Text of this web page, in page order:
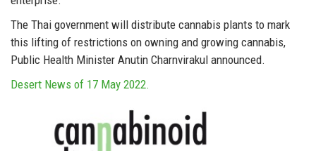
The Thai government will distribute cannabis plants to mark
this lifting of restrictions on owning and growing cannabis,
Public Health Minister Anutin Charnvirakul announced.
Desert News of 17 May 2022.